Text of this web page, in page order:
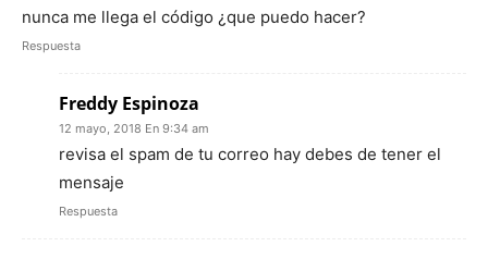
nunca me llega el código ¿que puedo hacer?
Respuesta
Freddy Espinoza
12 mayo, 2018 En 9:34 am
revisa el spam de tu correo hay debes de tener el
mensaje
Respuesta